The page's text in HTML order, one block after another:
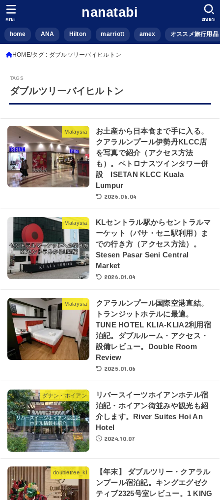
nanatabi
home ANA Hilton marriott amex オススメ旅行用品
SEARCH
MENU
HOME タグ : ダブルツリーバイヒルトン
ダブルツリーバイヒルトン
Malaysia
お土産から日本食まで手に入る。
クアラルンプール伊勢丹KLCC店
を写真で紹介（アクセス方法
も）。ペトロナスツインタワー併
設 ISETAN KLCC Kuala
Lumpur
2026.06.04
Malaysia
KLセントラル駅からセントラルマ
ーケット（パサ・セニ駅利用）ま
での行き方（アクセス方法）。
Stesen Pasar Seni Central
Market
2026.01.04
Malaysia
クアラルンプール国際空港直結。
トランジットホテルに最適。
TUNE HOTEL KLIA-KLIA2利用宿
泊記。ダブルルーム・アクセス・
設備レビュー。Double Room
Review
2025.01.06
ダナン・ホイアン
リバースイーツホイアンホテル宿
泊記・ホイアン街並みや観光も紹
介します。River Suites Hoi An
Hotel
2024.10.07
doubletree_kl
【年末】 ダブルツリー・クアラル
ンプール宿泊記。キングエグゼク
ティブ2325号室レビュー。1 KING